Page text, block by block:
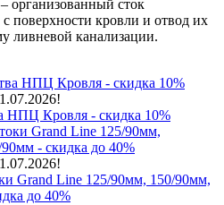
организованный сток
поверхности кровли и отвод их
ливневой канализации.
НПЦ Кровля - скидка 10%
Grand Line 125/90мм, 150/90мм,
до 40%